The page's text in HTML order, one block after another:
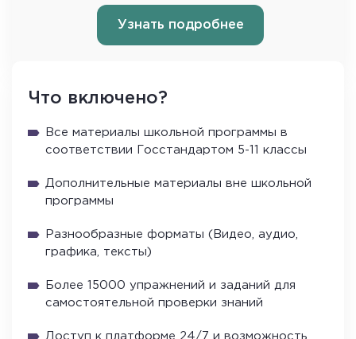
Узнать подробнее
Что включено?
Все материалы школьной программы в
соответствии Госстандартом 5-11 классы
Дополнительные материалы вне школьной
программы
Разнообразные форматы (Видео, аудио,
графика, тексты)
Более 15000 упражнений и заданий для
самостоятельной проверки знаний
Доступ к платформе 24/7 и возможность